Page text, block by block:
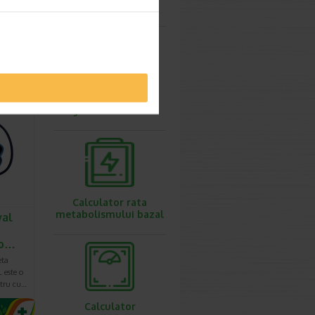
este o
cu…
Calculator rata
metabolismului bazal
Calculator